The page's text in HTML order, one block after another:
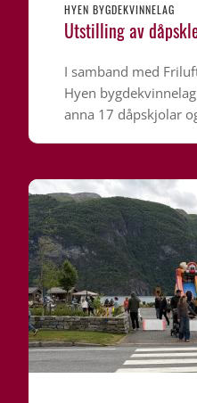
HYEN BYGDEKVINNELAG
Utstilling av
I samband med
Hyen
anna 17 dåpskjolar